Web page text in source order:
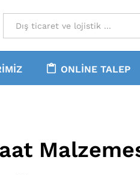
ONLINE TALEP